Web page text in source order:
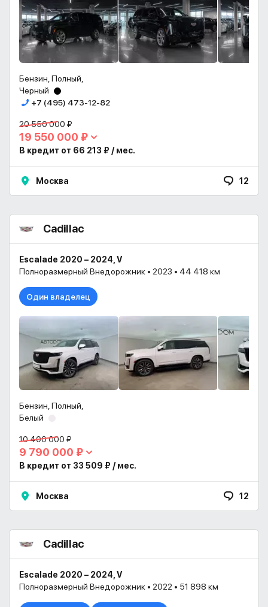
Бензин, Полный,
Черный
+7 (495) 473-12-82
20 550 000 ₽
19 550 000 ₽
В кредит от 66 213 ₽ / мес.
Москва 12
Cadillac
Escalade 2020 – 2024, V
Полноразмерный Внедорожник • 2023 • 44 418 км
Один владелец
Бензин, Полный,
Белый
10 400 000 ₽
9 790 000 ₽
В кредит от 33 509 ₽ / мес.
Москва 12
Cadillac
Escalade 2020 – 2024, V
Полноразмерный Внедорожник • 2022 • 51 898 км